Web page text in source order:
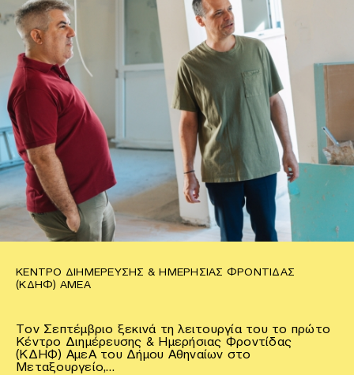
ΚΈΝΤΡΟ ΔΙΗΜΈΡΕΥΣΗΣ & ΗΜΕΡΉΣΙΑΣ ΦΡΟΝΤΊΔΑΣ
(ΚΔΗΦ) ΑΜΕΑ
Τον Σεπτέμβριο ξεκινά τη λειτουργία του το πρώτο
Κέντρο Διημέρευσης & Ημερήσιας Φροντίδας
(ΚΔΗΦ) ΑμεΑ του Δήμου Αθηναίων στο
Μεταξουργείο,…